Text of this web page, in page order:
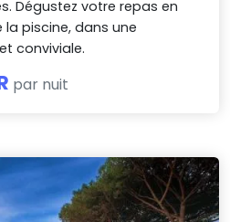
Dégustez votre repas en
piscine, dans une
conviviale.
par nuit